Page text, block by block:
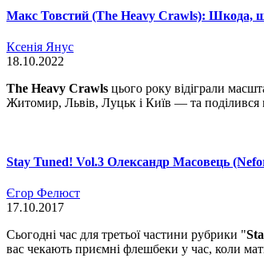
Макс Товстий (The Heavy Crawls): Шкода,
Ксенія Янус
18.10.2022
The Heavy Crawls цього року відіграли
Житомир, Львів, Луцьк і Київ — та поділився
Stay Tuned! Vol.3 Олександр Масовець
Єгор Фелюст
17.10.2017
Сьогодні час для третьої частини рубрики "
вас чекають приємні флешбеки у час, коли